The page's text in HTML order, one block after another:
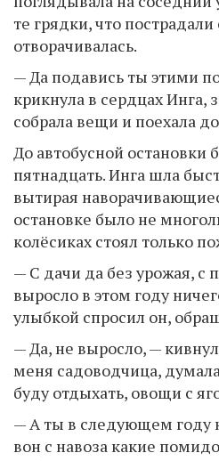
те грядки, что пострадали
отворачивалась.
— Да подавись ты этими
крикнула в сердцах Инга,
собрала вещи и поехала
До автобусной остановки
пятнадцать. Инга шла
вытирая
остановке было не
колёсиках стоял только
— С дачи да без урожая, с
выросло в этом году
улыбкой спросил он,
— Да, не выросло, —
меня садоводчица,
буду отдыхать, овощи с
— А ты в следующем году
вон с навоза какие